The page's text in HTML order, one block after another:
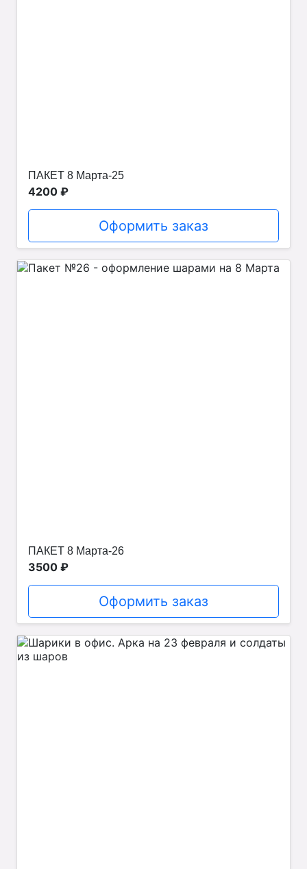
ПАКЕТ 8 Марта-25
4200 ₽
Оформить заказ
ПАКЕТ 8 Марта-26
3500 ₽
Оформить заказ